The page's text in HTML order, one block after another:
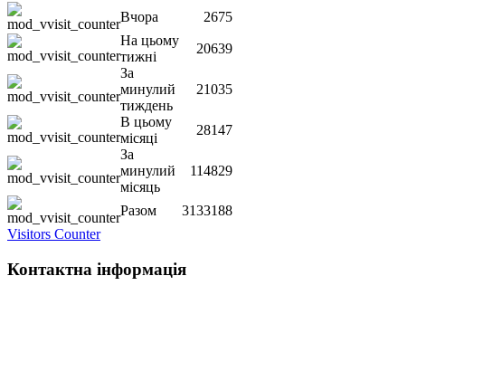
Вчора
2675
На цьому
тижні
20639
За
минулий
тиждень
21035
В цьому
місяці
28147
За
минулий
місяць
114829
Разом
3133188
Visitors Counter
Контактна інформація